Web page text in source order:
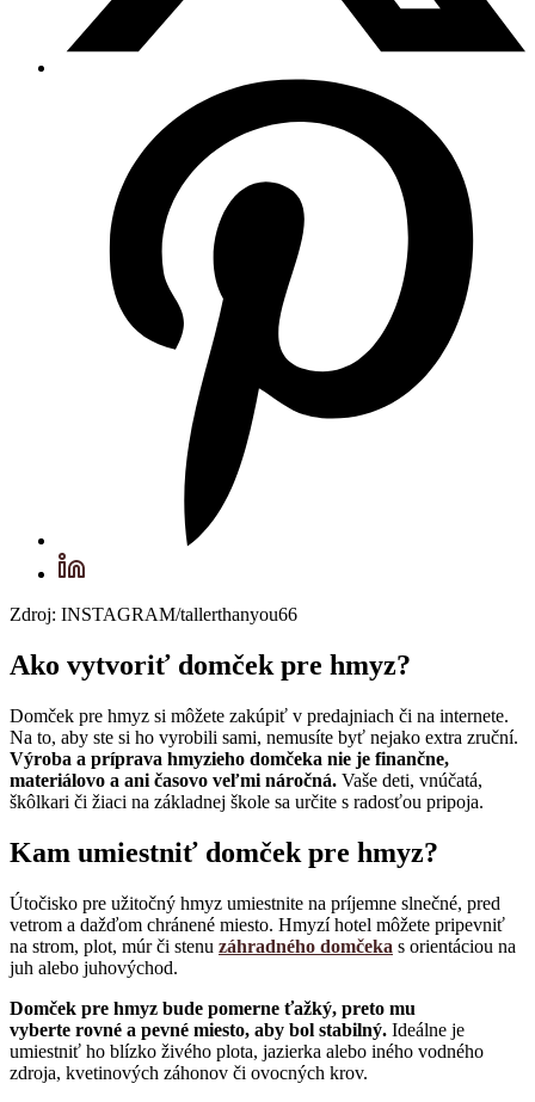
Zdroj: INSTAGRAM/tallerthanyou66
Ako vytvoriť domček pre hmyz?
Domček pre hmyz si môžete zakúpiť v predajniach či na internete.
Na to, aby ste si ho vyrobili sami, nemusíte byť nejako extra zruční.
Výroba a príprava hmyzieho domčeka nie je finančne,
materiálovo a ani časovo veľmi náročná. Vaše deti, vnúčatá,
škôlkari či žiaci na základnej škole sa určite s radosťou pripoja.
Kam umiestniť domček pre hmyz?
Útočisko pre užitočný hmyz umiestnite na príjemne slnečné, pred
vetrom a dažďom chránené miesto. Hmyzí hotel môžete pripevniť
na strom, plot, múr či stenu záhradného domčeka s orientáciou na
juh alebo juhovýchod.
Domček pre hmyz bude pomerne ťažký, preto mu
vyberte rovné a pevné miesto, aby bol stabilný. Ideálne je
umiestniť ho blízko živého plota, jazierka alebo iného vodného
zdroja, kvetinových záhonov či ovocných krov.